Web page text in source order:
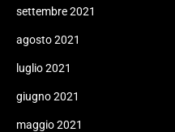
settembre 2021
agosto 2021
luglio 2021
giugno 2021
maggio 2021